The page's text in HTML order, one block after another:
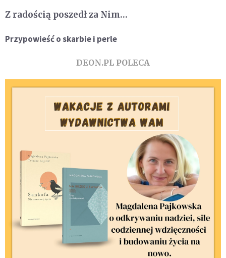
Z radością poszedł za Nim…
Przypowieść o skarbie i perle
DEON.PL POLECA